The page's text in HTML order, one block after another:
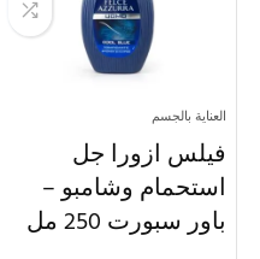
العناية بالجسم
فيلس ازورا جل
استحمام وشامبو –
باور سبورت 250 مل